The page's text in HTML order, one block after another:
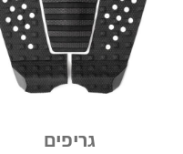
גריפים